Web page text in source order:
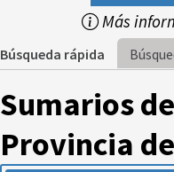
Más
Búsqueda rápida
Sumarios
Provincia